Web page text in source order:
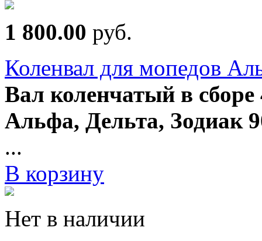
1 800.00 руб.
Коленвал для мопедов
Вал коленчатый в
Альфа, Дельта, Зодиак
...
В корзину
Нет в наличии